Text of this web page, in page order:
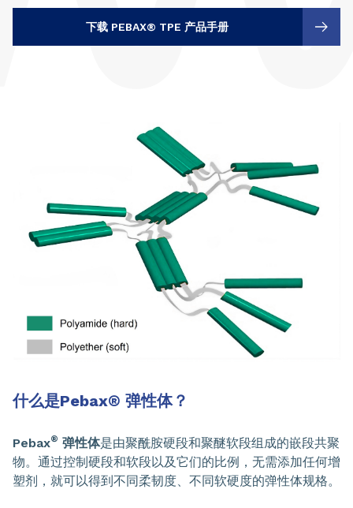
下载 PEBAX® TPE 产品手册
什么是Pebax® 弹性体？
Pebax® 弹性体是由聚酰胺硬段和聚醚软段组成的嵌段共聚
物。通过控制硬段和软段以及它们的比例，无需添加任何增
塑剂，就可以得到不同柔韧度、不同软硬度的弹性体规格。